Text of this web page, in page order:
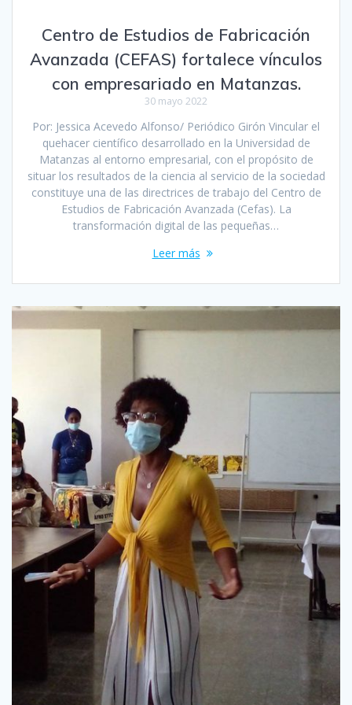
Centro de Estudios de Fabricación
Avanzada (CEFAS) fortalece vínculos
con empresariado en Matanzas.
30 mayo 2022
Por: Jessica Acevedo Alfonso/ Periódico Girón Vincular el
quehacer científico desarrollado en la Universidad de
Matanzas al entorno empresarial, con el propósito de
situar los resultados de la ciencia al servicio de la sociedad
constituye una de las directrices de trabajo del Centro de
Estudios de Fabricación Avanzada (Cefas). La
transformación digital de las pequeñas…
Leer más